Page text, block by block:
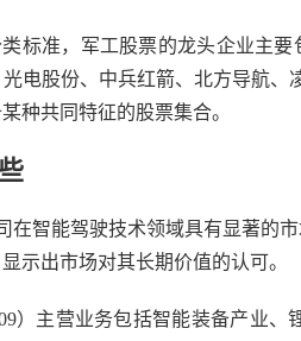
标准，军工股票的龙头企业主
电股份、中兵红箭、北方导航、
种共同特征的股票集合。
在智能驾驶技术领域具有显著的
示出市场对其长期价值的认可。
）主营业务包括智能装备产业